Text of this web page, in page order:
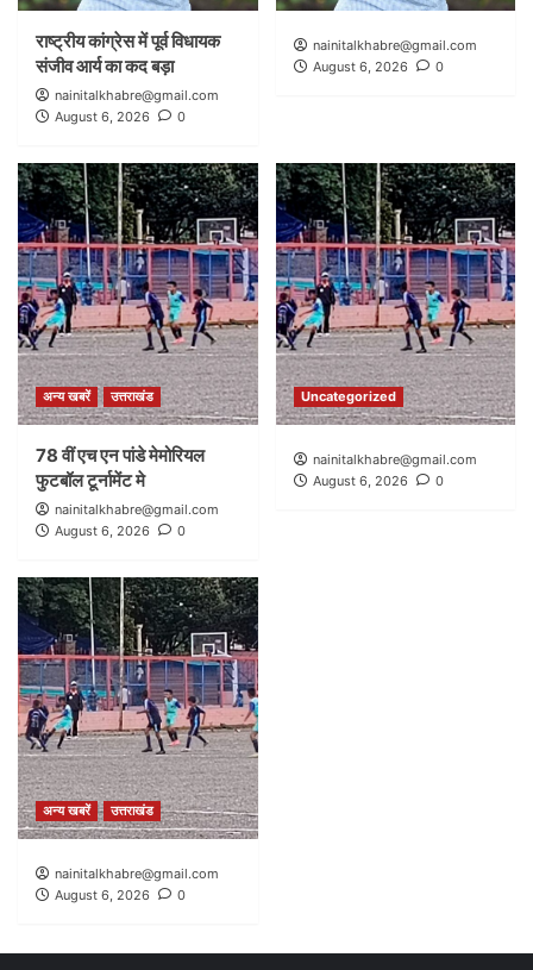
राष्ट्रीय कांग्रेस में पूर्व विधायक
संजीव आर्य का कद बड़ा
nainitalkhabre@gmail.com
August 6, 2026
0
nainitalkhabre@gmail.com
August 6, 2026
0
अन्य खबरें उत्तराखंड
78 वीं एच एन पांडे मेमोरियल
फुटबॉल टूर्नामेंट मे
nainitalkhabre@gmail.com
August 6, 2026
0
Uncategorized
nainitalkhabre@gmail.com
August 6, 2026
0
अन्य खबरें उत्तराखंड
nainitalkhabre@gmail.com
August 6, 2026
0